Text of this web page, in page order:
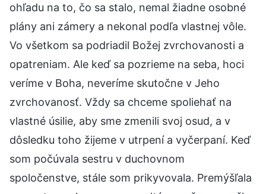
ohľadu na to, čo sa stalo, nemal žiadne osobné
plány ani zámery a nekonal podľa vlastnej vôle.
Vo všetkom sa podriadil Božej zvrchovanosti a
opatreniam. Ale keď sa pozrieme na seba, hoci
veríme v Boha, neveríme skutočne v Jeho
zvrchovanosť. Vždy sa chceme spoliehať na
vlastné úsilie, aby sme zmenili svoj osud, a v
dôsledku toho žijeme v utrpení a vyčerpaní. Keď
som počúvala sestru v duchovnom
spoločenstve, stále som prikyvovala. Premýšľala